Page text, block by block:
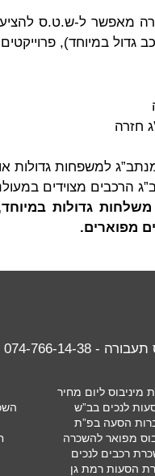
מאפשר ל-ש.ט.ס
גדול במיוחד),
חזרה
למשפחות גדולות
הרכבים מצוידים
גדולות
מפוארים.
- 074-766-14-38
מיניבוס ליום מחיר
לנכים בב”ש
הסעה בפ”ת
מפואר להשכרה
רכבים לנכים
הסעות רמת גן